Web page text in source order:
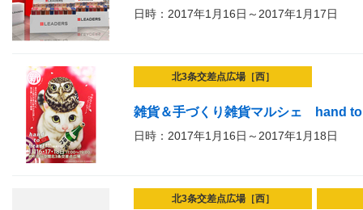
日時：2017年1月16日～2017年1月17日
北3条交差点広場［西］
雑貨＆手づくり雑貨マルシェ hand
日時：2017年1月16日～2017年1月18日
北3条交差点広場［西］